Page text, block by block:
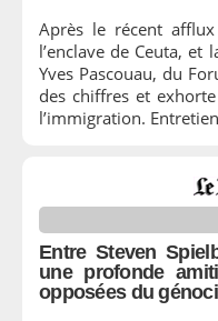
Après le récent
l’enclave de Ceuta, et
Yves Pascouau, du
des chiffres et
l’immigration.
Entre Steven
une profonde
opposées du